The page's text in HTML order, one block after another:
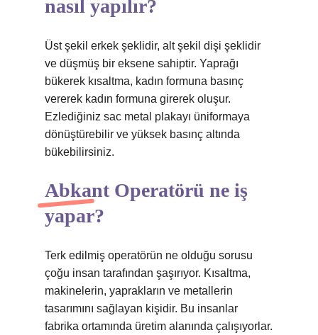
nasıl yapılır?
Üst şekil erkek şeklidir, alt şekil dişi şeklidir
ve düşmüş bir eksene sahiptir. Yaprağı
bükerek kısaltma, kadın formuna basınç
vererek kadın formuna girerek oluşur.
Ezlediğiniz sac metal plakayı üniformaya
dönüştürebilir ve yüksek basınç altında
bükebilirsiniz.
Abkant Operatörü ne iş
yapar?
Terk edilmiş operatörün ne olduğu sorusu
çoğu insan tarafından şaşırıyor. Kısaltma,
makinelerin, yaprakların ve metallerin
tasarımını sağlayan kişidir. Bu insanlar
fabrika ortamında üretim alanında çalışıyorlar.